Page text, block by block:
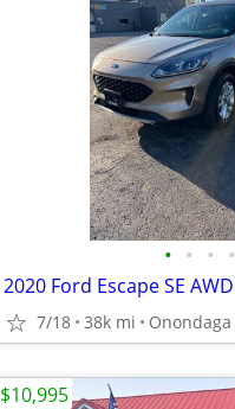
• • • •
2020 Ford Escape SE AWD
7/18 38k mi
$10,995